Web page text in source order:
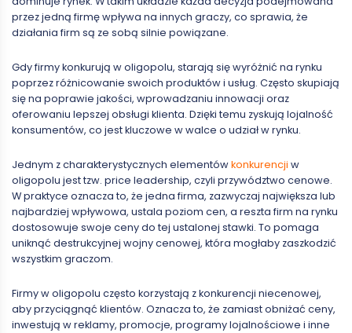
przez jedną firmę wpływa na innych graczy, co sprawia, że
działania firm są ze sobą silnie powiązane.
Gdy firmy konkurują w oligopolu, starają się wyróżnić na rynku
poprzez różnicowanie swoich produktów i usług. Często skupiają
się na poprawie jakości, wprowadzaniu innowacji oraz
oferowaniu lepszej obsługi klienta. Dzięki temu zyskują lojalność
konsumentów, co jest kluczowe w walce o udział w rynku.
Jednym z charakterystycznych elementówkonkurencji w
oligopolu jest tzw. price leadership, czyli przywództwo cenowe.
W praktyce oznacza to, że jedna firma, zazwyczaj największa lub
najbardziej wpływowa, ustala poziom cen, a reszta firm na rynku
dostosowuje swoje ceny do tej ustalonej stawki. To pomaga
uniknąć destrukcyjnej wojny cenowej, która mogłaby zaszkodzić
wszystkim graczom.
Firmy w oligopolu często korzystają z konkurencji niecenowej,
aby przyciągnąć klientów. Oznacza to, że zamiast obniżać ceny,
inwestują w reklamy, promocje, programy lojalnościowe i inne